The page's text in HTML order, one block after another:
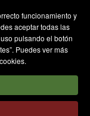
funcionamiento y
aceptar todas las
pulsando el botón
Puedes ver más